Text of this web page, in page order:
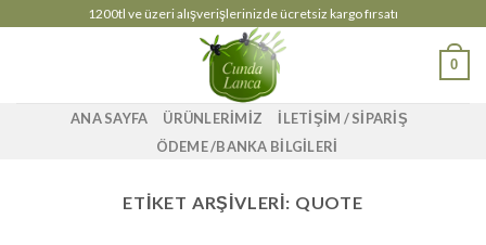
1200tl ve üzeri alışverişlerinizde ücretsiz kargo fırsatı
0
ANA SAYFA ÜRÜNLERİMİZ
İLETİŞİM / SİPARİŞ
ÖDEME /BANKA BİLGİLERİ
ETIKET ARŞIVLERI: QUOTE